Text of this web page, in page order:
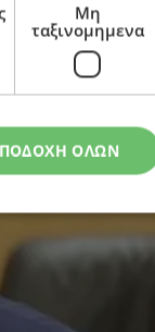
Μη
ταξινομημενα
ΟΛΩΝ